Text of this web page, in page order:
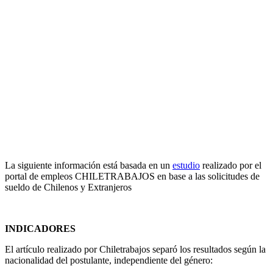
La siguiente información está basada en un estudio realizado por el
portal de empleos CHILETRABAJOS en base a las solicitudes de
sueldo de Chilenos y Extranjeros
INDICADORES
El artículo realizado por Chiletrabajos separó los resultados según la
nacionalidad del postulante, independiente del género: